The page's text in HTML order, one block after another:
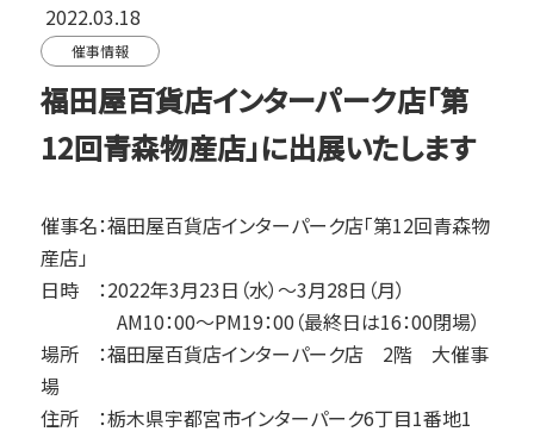
2022.03.18
催事情報
福田屋百貨店インターパーク店「第
12回青森物産店」に出展いたします
催事名：福田屋百貨店インターパーク店「第12回青森物
産店」
日時 ：2022年3月23日（水）～3月28日（月）
AM10：00～PM19：00（最終日は16：00閉場）
場所 ：福田屋百貨店インターパーク店 2階 大催事
場
住所 ：栃木県宇都宮市インターパーク6丁目1番地1